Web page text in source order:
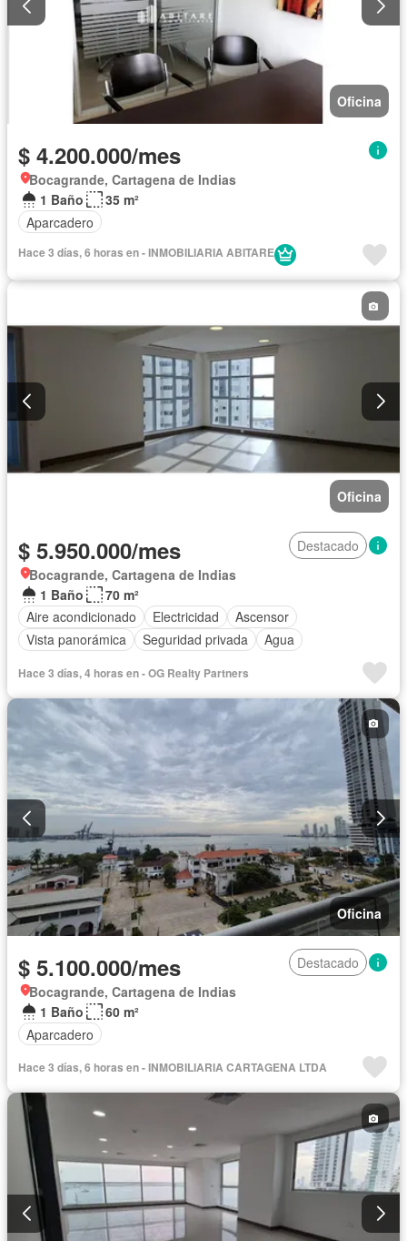
Oficina
$ 4.200.000/mes
Bocagrande, Cartagena de Indias
1 Baño
35 m²
Aparcadero
Hace 3 días, 6 horas en - INMOBILIARIA ABITARE
Oficina
$ 5.950.000/mes
Destacado
Bocagrande, Cartagena de Indias
1 Baño
70 m²
Aire acondicionado
Electricidad
Ascensor
Vista panorámica
Seguridad privada Agua
Hace 3 días, 4 horas en - OG Realty Partners
Oficina
$ 5.100.000/mes
Destacado
Bocagrande, Cartagena de Indias
1 Baño
60 m²
Aparcadero
Hace 3 días, 6 horas en - INMOBILIARIA CARTAGENA LTDA